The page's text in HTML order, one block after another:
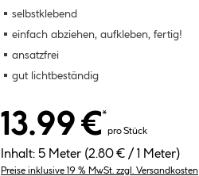
selbstklebend
einfach abziehen, aufkleben, fertig!
ansatzfrei
gut lichtbeständig
13.99 €*
pro Stück
Inhalt: 5 Meter (2.80 € / 1 Meter)
Preise inklusive 19 % MwSt. zzgl. Versandkosten